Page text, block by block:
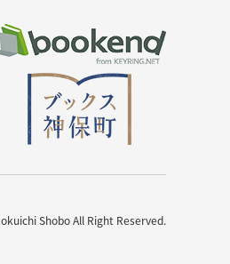
Shobo All Right Reserved.